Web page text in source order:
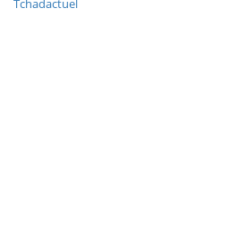
Tchadactuel